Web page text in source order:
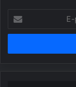
posta
adresinizi